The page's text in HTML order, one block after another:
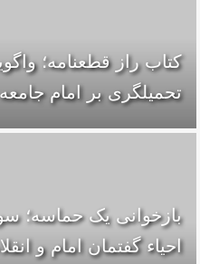
کتاب راز قطعنامه؛
تحمیلگری بر امام
احیاء گفتمان امام و